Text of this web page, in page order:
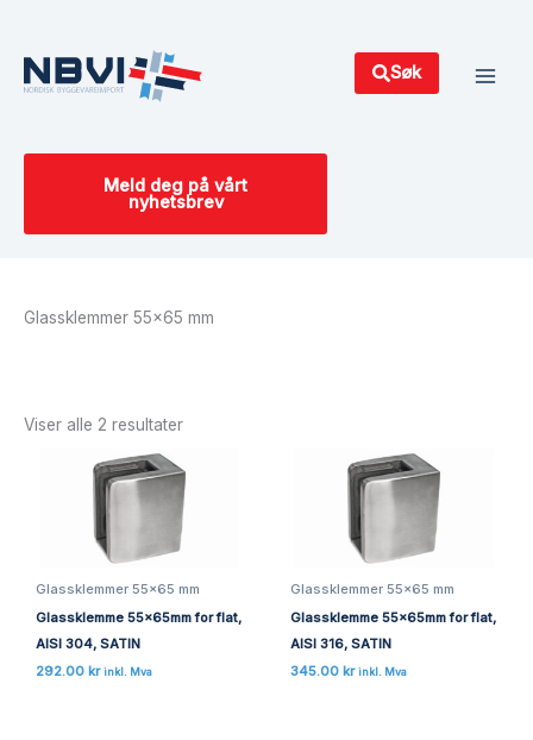
innholdet
Søk
Meld deg på vårt
nyhetsbrev
Glassklemmer 55x65 mm
Viser alle 2 resultater
Glassklemmer 55x65 mm
Glassklemme 55x65mm for flat,
AISI 304, SATIN
292.00 kr inkl. Mva
Glassklemmer 55x65 mm
Glassklemme 55x65mm for flat,
AISI 316, SATIN
345.00 kr inkl. Mva